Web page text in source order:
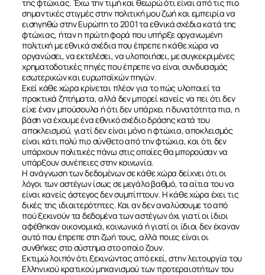
της φτώχιας. Έχω την τιμή και θεωρώ ότι είναι από τις πιο
σημαντικές στιγμές στην πολιτική μου ζωή και εμπειρία να
εισηγηθώ στην Ευρώπη το 2001 τα εθνικά σχέδια κατά της
φτώχιας, ήταν η πρώτη φορά που υπήρξε οργανωμένη
πολιτική με εθνικά σχέδια που έπρεπε η κάθε χώρα να
οργανώσει, να εκτελέσει, να υλοποιήσει, με συγκεκριμένες
χρηματοδοτικές πηγές που έπρεπε να είναι συνδυασμός
εσωτερικών και ευρωπαϊκών πηγών.
Εκεί κάθε χώρα κρίνεται πλέον για το πώς υλοποιεί τα
πρακτικά ζητήματα, αλλά δεν μπορεί κανείς να πει ότι δεν
είχε έναν μπούσουλα ή ότι δεν υπάρχει η δυνατότητα πια, η
βάση να έχουμε ένα εθνικό σχέδιο δράσης κατά του
αποκλεισμού, γιατί δεν είναι μόνο η φτώχια, αποκλεισμός
είναι κάτι πολύ πιο σύνθετο από την φτώχια, και ότι δεν
υπάρχουν πολιτικές πάνω στις οποίες θα μπορούσαν να
υπάρξουν συνέπειες στην κοινωνία.
Η ανάγνωση των δεδομένων σε κάθε χώρα δείχνει ότι οι
λόγοι των αστέγων ίσως σε μεγάλο βαθμό, τα αίτια του να
είναι κανείς άστεγος δεν συμπίπτουν. Η κάθε χώρα έχει τις
δικές της ιδιαιτερότητες. Και αν δεν αναλύσουμε το από
πού ξεκινούν τα δεδομένα των αστέγων όχι γιατί οι ίδιοι
αφέθηκαν οικονομικά, κοινωνικά ή γιατί οι ίδιοι δεν έκαναν
αυτό που έπρεπε στη ζωή τους, αλλά ποιες είναι οι
συνθήκες στο σύστημα στο οποίο ζουν.
Εκτιμώ λοιπόν ότι ξεκινώντας από εκεί, στην λειτουργία του
Ελληνικού κρατικού μηχανισμού των προτεραιοτήτων του